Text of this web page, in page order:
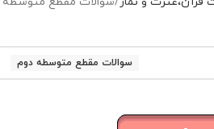
سوالات مقطع متوسطه دوم